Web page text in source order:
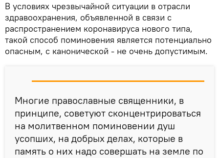
В условиях чрезвычайной ситуации в отрасли
здравоохранения, объявленной в связи с
распространением коронавируса нового типа,
такой способ поминовения является потенциально
опасным, с канонической - не очень допустимым.
Многие православные священники, в
принципе, советуют сконцентрироваться
на молитвенном поминовении душ
усопших, на добрых делах, которые в
память о них надо совершать на земле по